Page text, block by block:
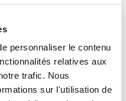
personnaliser le contenu
relatives aux
trafic. Nous
sur l'utilisation de
quotidienne